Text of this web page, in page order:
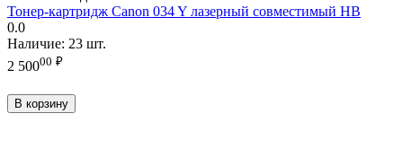
Тонер-картридж Canon 034 Y лазерный совместимый HB
0.0
Наличие: 23 шт.
2 50000 ₽
В корзину